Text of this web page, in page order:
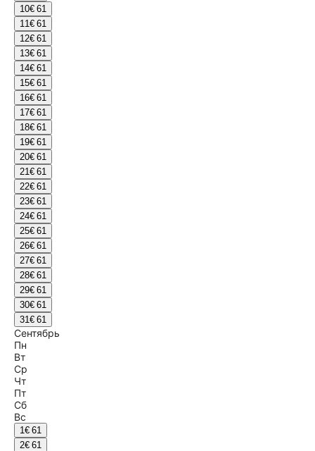
10€ 61
11€ 61
12€ 61
13€ 61
14€ 61
15€ 61
16€ 61
17€ 61
18€ 61
19€ 61
20€ 61
21€ 61
22€ 61
23€ 61
24€ 61
25€ 61
26€ 61
27€ 61
28€ 61
29€ 61
30€ 61
31€ 61
Сентябрь
Пн
Вт
Ср
Чт
Пт
Сб
Вс
1€ 61
2€ 61